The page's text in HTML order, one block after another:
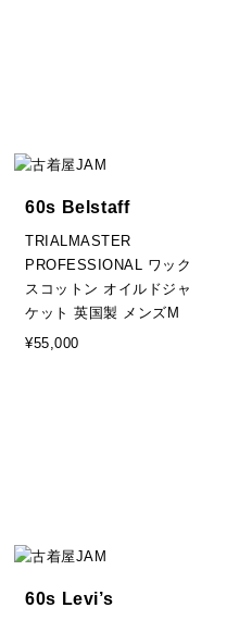
60s Belstaff
TRIALMASTER
PROFESSIONAL ワック
スコットン オイルドジャ
ケット 英国製 メンズM
¥55,000
60s Levi’s